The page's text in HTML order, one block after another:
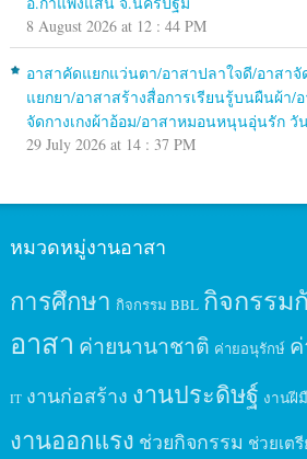
8 August 2026 at 12 : 44 PM
อาสาคัดแยกแว่นตา/อาสาปลาใจดี/อาสา
แยกยา/อาสาสร้างสื่อการเรียนรู้บนผืนผ้า
จัดกางเกงผ้าอ้อม/อาสาหมอนหนุนอุ่นรัก วัน
29 July 2026 at 14 : 37 PM
หมวดหมู่งานอาสา
การศึกษา กิจกรรม BBL กิจกรรม
อาสา ค่ายนานาชาติ ค่ายอนุรักษ์
IT งานก่อสร้าง งานประดิษฐ์ งานฝี
งานออกแรง ช่วยกิจกรรม ช่วยเต